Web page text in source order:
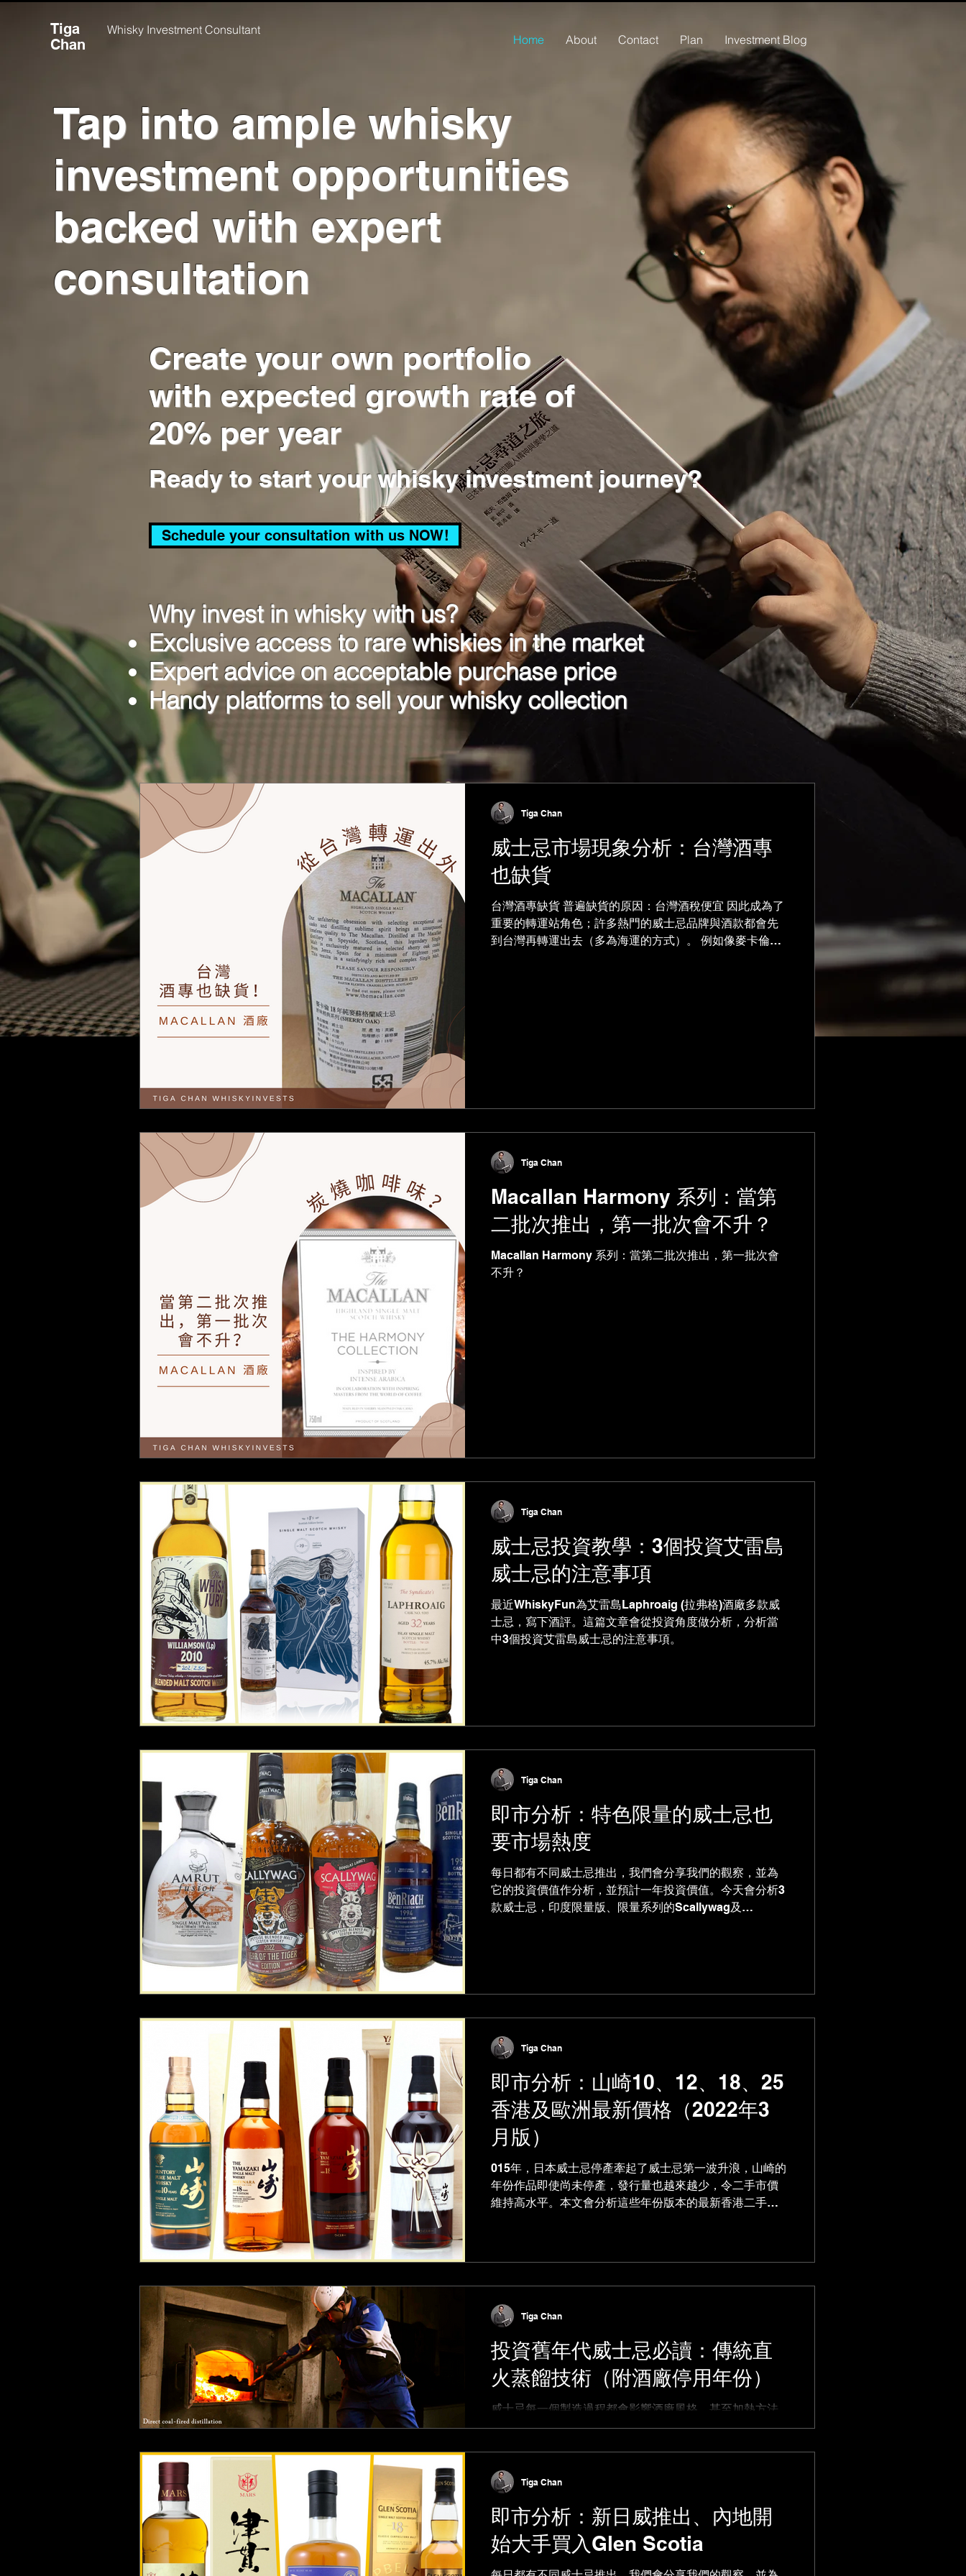
Tiga
Chan
Whisky Investment Consultant
Home About Contact Plan Investment Blog
Tap into ample whisky
investment opportunities
backed with expert
consultation
Create your own portfolio
with expected growth rate of
20% per year
Ready to start your whisky investment journey?
Schedule your consultation with us NOW!
Why invest in whisky with us?
Exclusive access to rare whiskies in the market
Expert advice on acceptable purchase price
Handy platforms to sell your whisky collection
威士忌市場現象分析：台灣酒專
也缺貨
台灣酒專缺貨 普遍缺貨的原因：台灣酒稅便宜 因此成為了
重要的轉運站角色；許多熱門的威士忌品牌與酒款都會先
到台灣再轉運出去（多為海運的方式）。 例如像麥卡倫多
Tiga Chan
Macallan Harmony 系列：當第
二批次推出，第一批次會不升？
Macallan Harmony 系列：當第二批次推出，第一批次會
不升？
Tiga Chan
威士忌投資教學：3個投資艾雷島
威士忌的注意事項
最近WhiskyFun為艾雷島Laphroaig (拉弗格)酒廠多款威
士忌，寫下酒評。這篇文章會從投資角度做分析，分析當
中3個投資艾雷島威士忌的注意事項。
Tiga Chan
即市分析：特色限量的威士忌也
要市場熱度
每日都有不同威士忌推出，我們會分享我們的觀察，並為
它的投資價值作分析，並預計一年投資價值。今天會分析3
款威士忌，印度限量版、限量系列的Scallywag及
Tiga Chan
即市分析：山崎10、12、18、25
香港及歐洲最新價格（2022年3
月版）
015年，日本威士忌停產牽起了威士忌第一波升浪，山崎的
年份作品即使尚未停產，發行量也越來越少，令二手市價
維持高水平。本文會分析這些年份版本的最新香港二手市
Tiga Chan
投資舊年代威士忌必讀：傳統直
火蒸餾技術（附酒廠停用年份）
威士忌每一個製造過程都會影響酒廠風格，甚至加熱方法
都會有影響。不同風味自然會影響投資價值，投資舊年代
Tiga Chan
即市分析：新日威推出、內地開
始大手買入Glen Scotia
Tiga Chan